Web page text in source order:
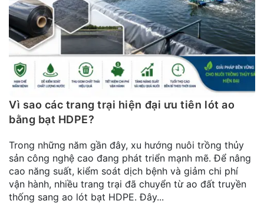
Vì sao các trang trại hiện đại ưu tiên lót ao
bằng bạt HDPE?
Trong những năm gần đây, xu hướng nuôi trồng thủy
sản công nghệ cao đang phát triển mạnh mẽ. Để nâng
cao năng suất, kiểm soát dịch bệnh và giảm chi phí
vận hành, nhiều trang trại đã chuyển từ ao đất truyền
thống sang ao lót bạt HDPE. Đây...